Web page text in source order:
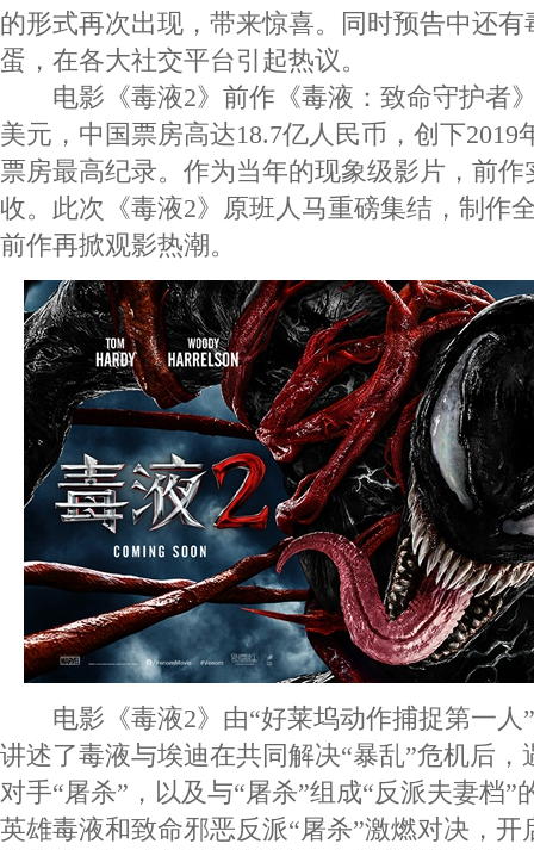
的形式再次出现，带来惊喜。同时预告中还
蛋，在各大社交平台引起热议。
电影《毒液2》前作《毒液：致命守护者》
美元，中国票房高达18.7亿人民币，创下2019
票房最高纪录。作为当年的现象级影片，前
收。此次《毒液2》原班人马重磅集结，制作
前作再掀观影热潮。
电影《毒液2》由“好莱坞动作捕捉第一人”
讲述了毒液与埃迪在共同解决“暴乱”危机后
对手“屠杀”，以及与“屠杀”组成“反派夫妻档”
英雄毒液和致命邪恶反派“屠杀”激燃对决，